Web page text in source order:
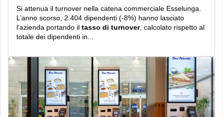
Si attenua il turnover nella catena commerciale Esselunga.
L’anno scorso, 2.404 dipendenti (-8%) hanno lasciato
l’azienda portando il tasso di turnover, calcolato rispetto al
totale dei dipendenti in...